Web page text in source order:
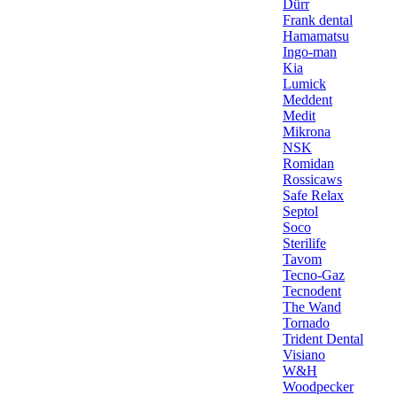
Dürr
Frank dental
Hamamatsu
Ingo-man
Kia
Lumick
Meddent
Medit
Mikrona
NSK
Romidan
Rossicaws
Safe Relax
Septol
Soco
Sterilife
Tavom
Tecno-Gaz
Tecnodent
The Wand
Tornado
Trident Dental
Visiano
W&H
Woodpecker